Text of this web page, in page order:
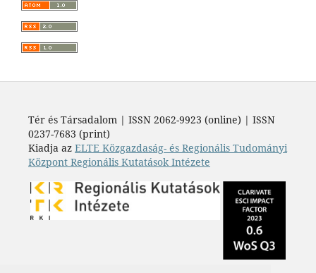
Tér és Társadalom | ISSN 2062-9923 (online) | ISSN
0237-7683 (print)
Kiadja az ELTE Közgazdaság- és Regionális Tudományi
Központ Regionális Kutatások Intézete